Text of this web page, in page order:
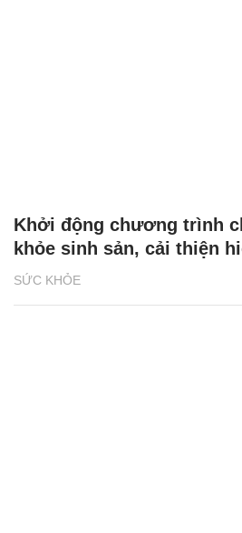
SỨC KHỎE
Khởi động chương trình
khỏe sinh sản, cải thiện